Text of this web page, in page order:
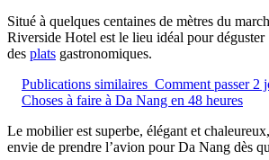
Situé à quelques centaines de mètres du
Riverside Hotel est le lieu idéal pour déguster
des plats gastronomiques.
Publications similaires Comment passer 2
Choses à faire à Da Nang en 48 heures
Le mobilier est superbe, élégant et
envie de prendre l’avion pour Da Nang dès